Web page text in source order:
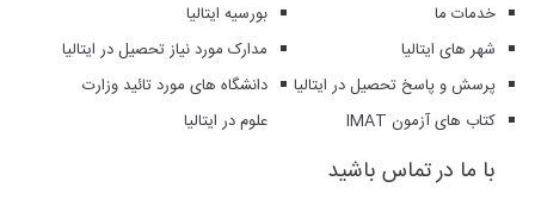
بورسیه ایتالیا
مدارک مورد نیاز تحصیل در ایتالیا
دانشگاه های مورد تائید وزارت
علوم در ایتالیا
خدمات ما
شهر های ایتالیا
پرسش و پاسخ تحصیل در ایتالیا
کتاب های آزمون IMAT
با ما در تماس باشید